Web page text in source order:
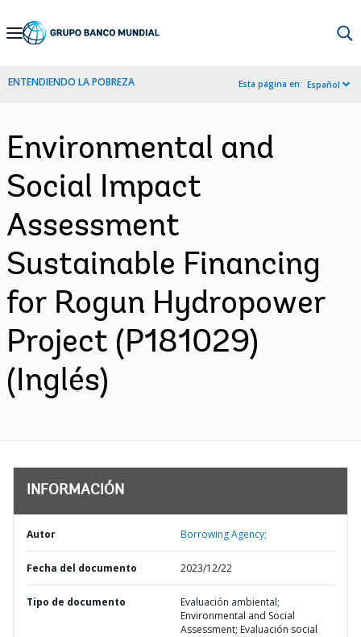
Skip
Navigation
ENTENDIENDO LA POBREZA Esta página en: Español
Environmental and
Social Impact
Assessment
Sustainable Financing
for Rogun Hydropower
Project (P181029)
(Inglés)
INFORMACIÓN
Autor Borrowing Agency;
Fecha del documento 2023/12/22
Tipo de documento
Evaluación ambiental;
Environmental and Social
Assessment; Evaluación social